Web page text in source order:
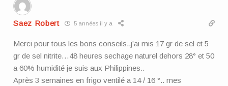
Saez Robert 5 années il y a
Merci pour tous les bons conseils..j’ai mis 17 gr de sel et 5
gr de sel nitrite…48 heures sechage naturel dehors 28° et 50
a 60% humidité je suis aux Philippines..
Après 3 semaines en frigo ventilé a 14 / 16 °.. mes